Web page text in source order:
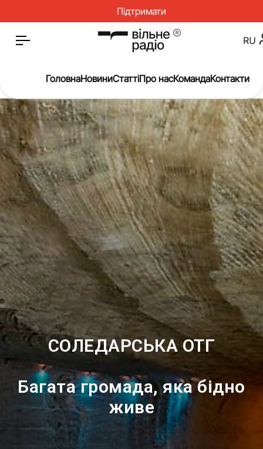
Підтримати
Головна
Новини
Статті
Окупація
Про нас
Війна
Гроші
Освіта
Інструкції
Медицина
ЖКГ
Історія
Культура
Інтерв’ю
Досьє
Репортажі
Блог
Проєкти
Команда
Реклама
Редакційна політика
RU
ГоловнаНовиниСтаттіПро насКомандаКонтакти
СОЛЕДАРСЬКА ОТГ
Багата громада, яка бідно
живе